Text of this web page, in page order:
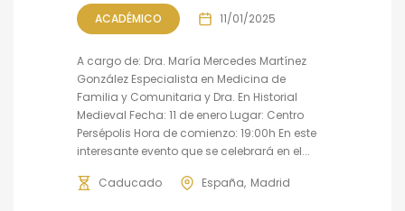
ACADÉMICO 11/01/2025
A cargo de: Dra. María Mercedes Martínez
González Especialista en Medicina de
Familia y Comunitaria y Dra. En Historial
Medieval Fecha: 11 de enero Lugar: Centro
Persépolis Hora de comienzo: 19:00h En este
interesante evento que se celebrará en el...
Caducado España Madrid